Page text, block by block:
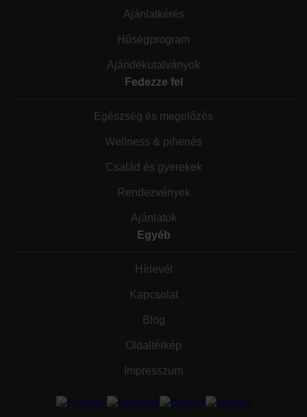
Ajánlatkérés
Hűségprogram
Ajándékutalványok
Fedezze fel
Egészség és megelőzés
Wellness & pihenés
Család és gyerekek
Rendezvények
Ajánlatok
Egyéb
Hírlevél
Kapcsolat
Blog
Oldaltérkép
Impresszum